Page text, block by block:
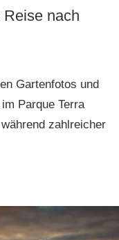
nach
Gartenfotos und
Parque Terra
zahlreicher